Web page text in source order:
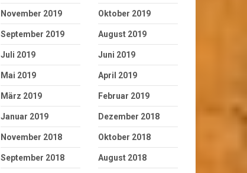
November 2019 Oktober 2019
September 2019 August 2019
Juli 2019 Juni 2019
Mai 2019 April 2019
März 2019 Februar 2019
Januar 2019 Dezember 2018
November 2018 Oktober 2018
September 2018 August 2018